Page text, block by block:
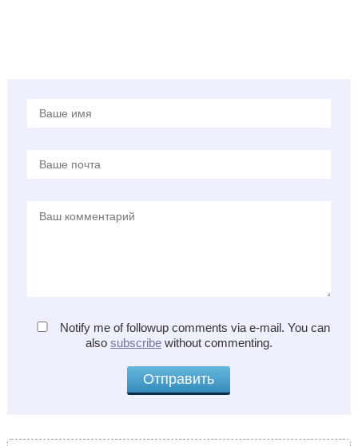
Notify me of followup comments via e-mail. You can
also subscribewithout commenting.